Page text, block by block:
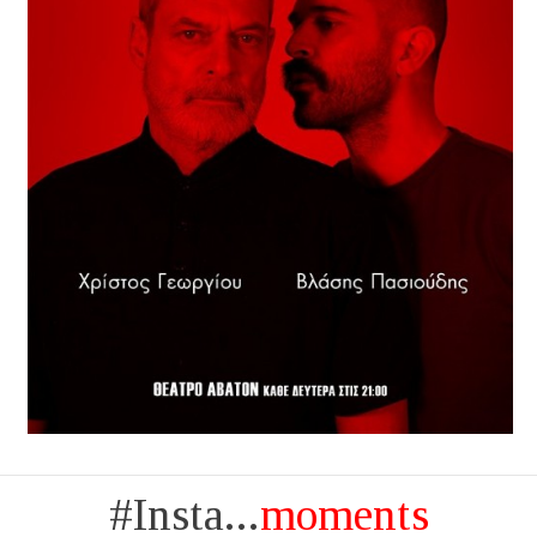
#Insta...moments